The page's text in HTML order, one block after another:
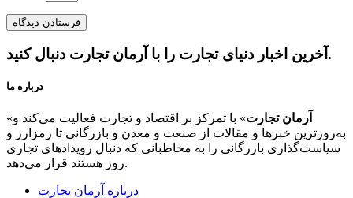
آخرین اخبار دنیای تجارت را با آرمان تجارت دنبال کنید.
درباره ما
« آرمان تجارت» با تمرکز بر اقتصاد و تجارت فعالیت می‌کند و
به‌روزترین خبرها و مقالات از صنعت و معدن و بازرگانی تا رمزارز و
سیاست‌گذاری بازرگانی را به مخاطبانی که دنبال رویدادهای تجاری
روز هستند قرار می‌دهد.
درباره آرمان تجارت